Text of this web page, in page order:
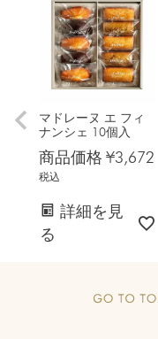
マドレーヌ エ フィ
ナンシェ 10個入
商品価格 ¥3,672
税込
詳細を見
る